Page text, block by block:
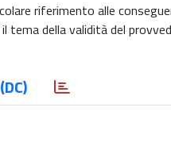
riferimento alle
della validità del